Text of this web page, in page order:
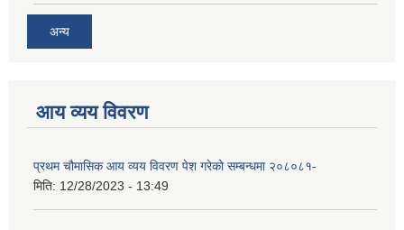
अन्य
आय व्यय विवरण
प्रथम चौमासिक आय व्यय विवरण पेश गरेको सम्बन्धमा २०८०८१-
मिति: 12/28/2023 - 13:49